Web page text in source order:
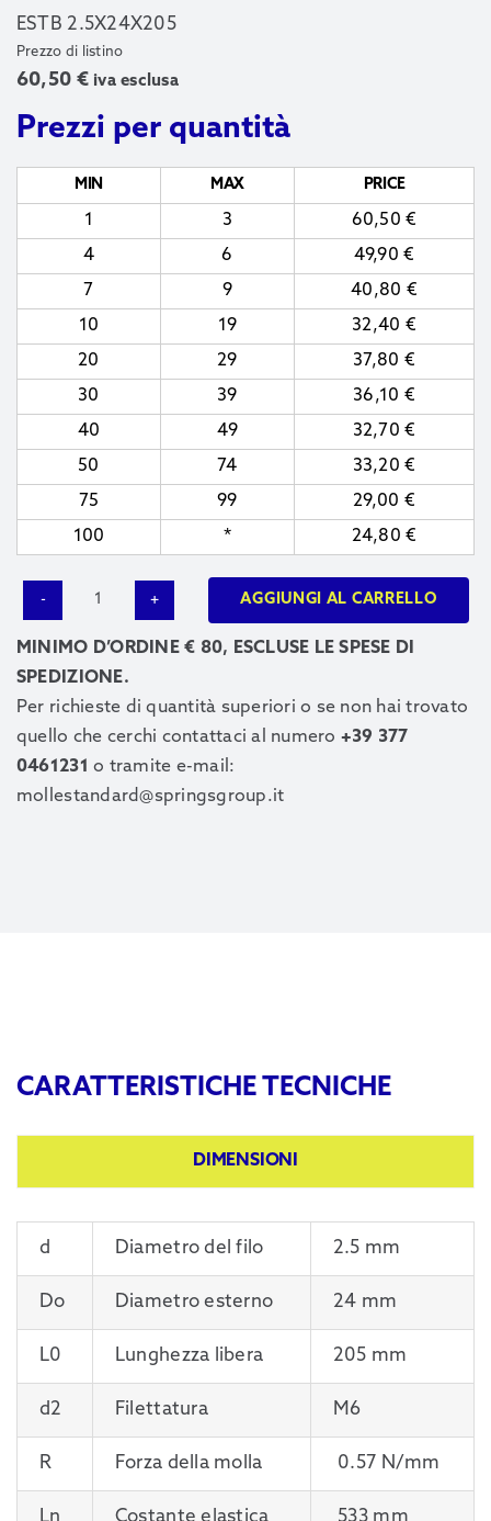
ESTB 2.5X24X205
Prezzo di listino
60,50 € iva esclusa
Prezzi per quantità
MIN MAX PRICE
1 3 60,50€
4
6 49,90€
7
9 40,80 €
10
19 32,40 €
20
29 37,80 €
30
39 36,10 €
40
49 32,70€
50
74 33,20€
75
99 29,00 €
100
* 24,80€
quantità
AGGIUNGI AL CARRELLO
MINIMO D’ORDINE € 80, ESCLUSE LE SPESE DI
SPEDIZIONE.
Per richieste di quantità superiori o se non hai trovato
quello che cerchi contattaci al numero +39 377
0461231 o tramite e-mail:
mollestandard@springsgroup.it
CARATTERISTICHE TECNICHE
DIMENSIONI
d Diametro del filo 2.5 mm
Do Diametro esterno 24 mm
L0 Lunghezza libera 205 mm
d2 Filettatura M6
R Forza della molla 0.57 N/mm
Ln Costante elastica 533 mm